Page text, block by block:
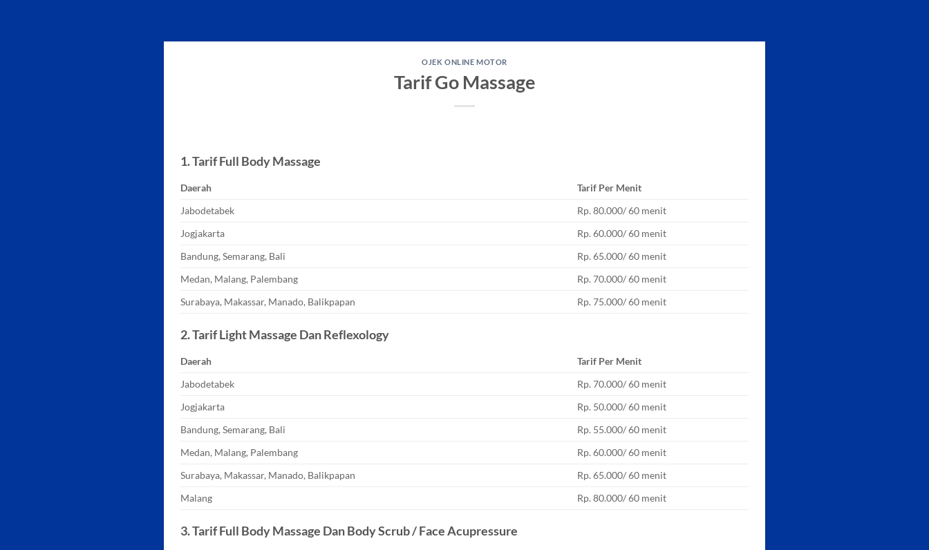
OJEK ONLINE MOTOR
Tarif Go Massage
1. Tarif Full Body Massage
Daerah
Tarif Per Menit
Jabodetabek
Rp. 80.000/ 60 menit
Jogjakarta
Rp. 60.000/ 60 menit
Bandung, Semarang, Bali
Rp. 65.000/ 60 menit
Medan, Malang, Palembang
Rp. 70.000/ 60 menit
Surabaya, Makassar, Manado, Balikpapan
Rp. 75.000/ 60 menit
2. Tarif Light Massage Dan Reflexology
Daerah
Tarif Per Menit
Jabodetabek
Rp. 70.000/ 60 menit
Jogjakarta
Rp. 50.000/ 60 menit
Bandung, Semarang, Bali
Rp. 55.000/ 60 menit
Medan, Malang, Palembang
Rp. 60.000/ 60 menit
Surabaya, Makassar, Manado, Balikpapan
Rp. 65.000/ 60 menit
Malang
Rp. 80.000/ 60 menit
3. Tarif Full Body Massage Dan Body Scrub / Face Acupressure